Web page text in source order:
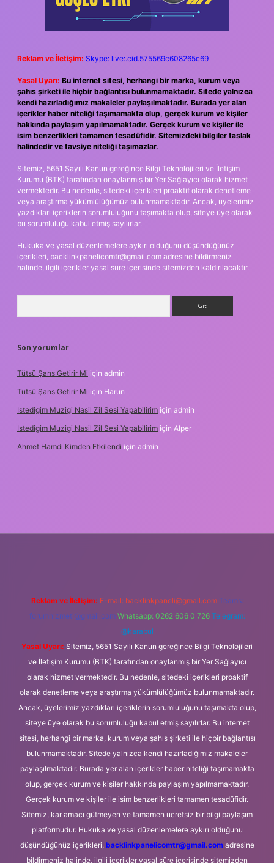
Reklam ve İletişim: Skype: live:.cid.575569c608265c69
Yasal Uyarı: Bu internet sitesi, herhangi bir marka, kurum veya
şahıs şirketi ile hiçbir bağlantısı bulunmamaktadır. Sitede yalnızca
kendi hazırladığımız makaleler paylaşılmaktadır. Burada yer alan
içerikler haber niteliği taşımamakta olup, gerçek kurum ve kişiler
hakkında paylaşım yapılmamaktadır. Gerçek kurum ve kişiler ile
isim benzerlikleri tamamen tesadüfidir. Sitemizdeki bilgiler taslak
halindedir ve tavsiye niteliği taşımazlar.
Sitemiz, 5651 Sayılı Kanun gereğince Bilgi Teknolojileri ve İletişim
Kurumu (BTK) tarafından onaylanmış bir Yer Sağlayıcı olarak hizmet
vermektedir. Bu nedenle, sitedeki içerikleri proaktif olarak denetleme
veya araştırma yükümlülüğümüz bulunmamaktadır. Ancak, üyelerimiz
yazdıkları içeriklerin sorumluluğunu taşımakta olup, siteye üye olarak
bu sorumluluğu kabul etmiş sayılırlar.
Hukuka ve yasal düzenlemelere aykırı olduğunu düşündüğünüz
içerikleri, backlinkpanelicomtr@gmail.com adresine bildirmeniz
halinde, ilgili içerikler yasal süre içerisinde sitemizden kaldırılacaktır.
Son yorumlar
Tütsü Şans Getirir Mi için admin
Tütsü Şans Getirir Mi için Harun
Istedigim Muzigi Nasil Zil Sesi Yapabilirim için admin
Istedigim Muzigi Nasil Zil Sesi Yapabilirim için Alper
Ahmet Hamdi Kimden Etkilendi için admin
Reklam ve İletişim: E-mail: backlinkpaneli@gmail.com Teams:
forumhizmeti@gmail.com Whatsapp: 0262 606 0 726 Telegram:
@karabul
Yasal Uyarı: Sitemiz, 5651 Sayılı Kanun gereğince Bilgi Teknolojileri
ve İletişim Kurumu (BTK) tarafından onaylanmış bir Yer Sağlayıcı
olarak hizmet vermektedir. Bu nedenle, sitedeki içerikleri proaktif
olarak denetleme veya araştırma yükümlülüğümüz bulunmamaktadır.
Ancak, üyelerimiz yazdıkları içeriklerin sorumluluğunu taşımakta olup,
siteye üye olarak bu sorumluluğu kabul etmiş sayılırlar. Bu internet
sitesi, herhangi bir marka, kurum veya şahıs şirketi ile hiçbir bağlantısı
bulunmamaktadır. Sitede yalnızca kendi hazırladığımız makaleler
paylaşılmaktadır. Burada yer alan içerikler haber niteliği taşımamakta
olup, gerçek kurum ve kişiler hakkında paylaşım yapılmamaktadır.
Gerçek kurum ve kişiler ile isim benzerlikleri tamamen tesadüfidir.
Sitemiz, kar amacı gütmeyen ve tamamen ücretsiz bir bilgi paylaşım
platformudur. Hukuka ve yasal düzenlemelere aykırı olduğunu
düşündüğünüz içerikleri, backlinkpanelicomtr@gmail.comadresine
bildirmeniz halinde, ilgili içerikler yasal süre içerisinde sitemizden